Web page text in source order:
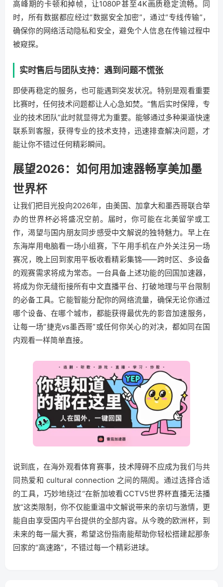
高峰期的卡顿和掉帧，让1080P甚至4K画质稳定流畅。同
时，所有数据都应经过“数据安全加密”，通过“专线传输”，
确保你的网络活动隐私和安全，避免个人信息在传输过程中
被窥探。
实时售后与团队支持：遇到问题不慌张
即使再稳定的服务，也可能遇到突发状况。特别是观看重要
比赛时，任何技术问题都让人心急如焚。“售后实时保障，专
业的技术团队”此时就显得尤为重要。能够通过多种渠道快速
联系到客服，获得专业的技术支持，迅速排查解决问题，才
能让你不错过任何精彩瞬间。
展望2026：如何用加速器畅享美加墨
世界杯
让我们把目光投向2026年，由美国、加拿大和墨西哥联合举
办的世界杯必将盛况空前。届时，你可能在北美留学或工
作，渴望与国内朋友同步感受中文解说的独特魅力。早上在
东海岸用电脑看一场小组赛，下午用手机在户外关注另一场
赛况，晚上回到家用平板收看精彩集锦——跨时区、多设备
的观赛需求将成为常态。一台具备上述功能的回国加速器，
将成为你无缝衔接所有中文直播平台、打破地理与平台限制
的必备工具。它能智能分配你的网络流量，确保无论你通过
哪个设备、在哪个城市，都能获得最优先的影音加速服务，
让每一场“捷克vs墨西哥”或任何你关心的对决，都如同在国
内观看一样简单直接。
说到底，在海外观看体育赛事，技术障碍不应成为我们与共
同热爱和 cultural connection 之间的隔阂。通过选择合适
的工具，巧妙地绕过“在新加坡看CCTV5世界杯直播无法播
放”这类限制，你不仅能重温中文解说带来的亲切与激情，更
能自由享受国内平台提供的全部内容。从今晚的欧洲杯，到
未来的每一届大赛，希望这份指南能帮助你轻松搭建起那条
回家的“高速路”，不错过每一个精彩进球。